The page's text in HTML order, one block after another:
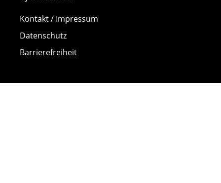
Kontakt / Impressum
Datenschutz
Barrierefreiheit